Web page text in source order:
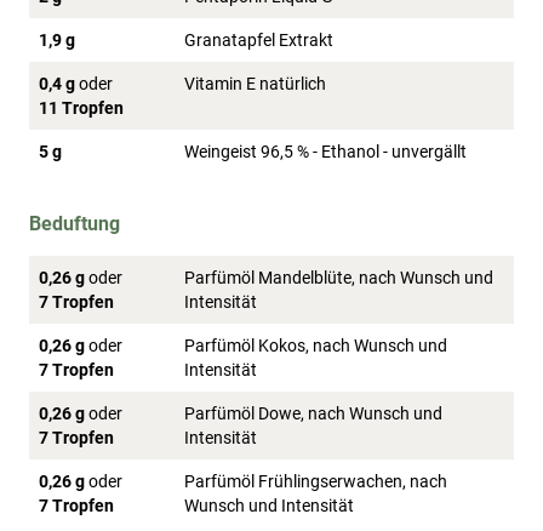
1,9 g Granatapfel Extrakt
0,4 goder
11 Tropfen
Vitamin E natürlich
5 g Weingeist 96,5 % - Ethanol - unvergällt
Beduftung
0,26 goder
7 Tropfen
Parfümöl Mandelblüte, nach Wunsch und
Intensität
0,26 goder
7 Tropfen
Parfümöl Kokos, nach Wunsch und
Intensität
0,26 goder
7 Tropfen
Parfümöl Dowe, nach Wunsch und
Intensität
0,26 goder
7 Tropfen
Parfümöl Frühlingserwachen, nach
Wunsch und Intensität